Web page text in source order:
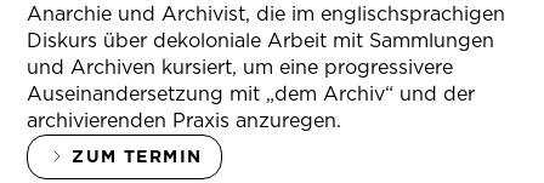
Anarchie und Archivist, die im englischsprachigen
Diskurs über dekoloniale Arbeit mit Sammlungen
und Archiven kursiert, um eine progressivere
Auseinandersetzung mit „dem Archiv“ und der
archivierenden Praxis anzuregen.
ZUM TERMIN